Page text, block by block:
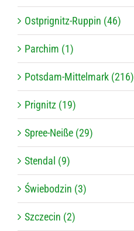
Ostprignitz-Ruppin (46)
Parchim (1)
Potsdam-Mittelmark (216)
Prignitz (19)
Spree-Neiße (29)
Stendal (9)
Świebodzin (3)
Szczecin (2)